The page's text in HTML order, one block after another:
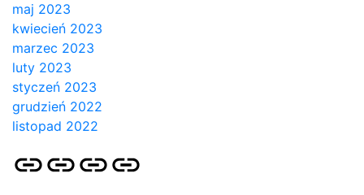
maj 2023
kwiecień 2023
marzec 2023
luty 2023
styczeń 2023
grudzień 2022
listopad 2022
Strona
główna
Pozycjonowanie
Stron
SKLEP
SEO
BLOG